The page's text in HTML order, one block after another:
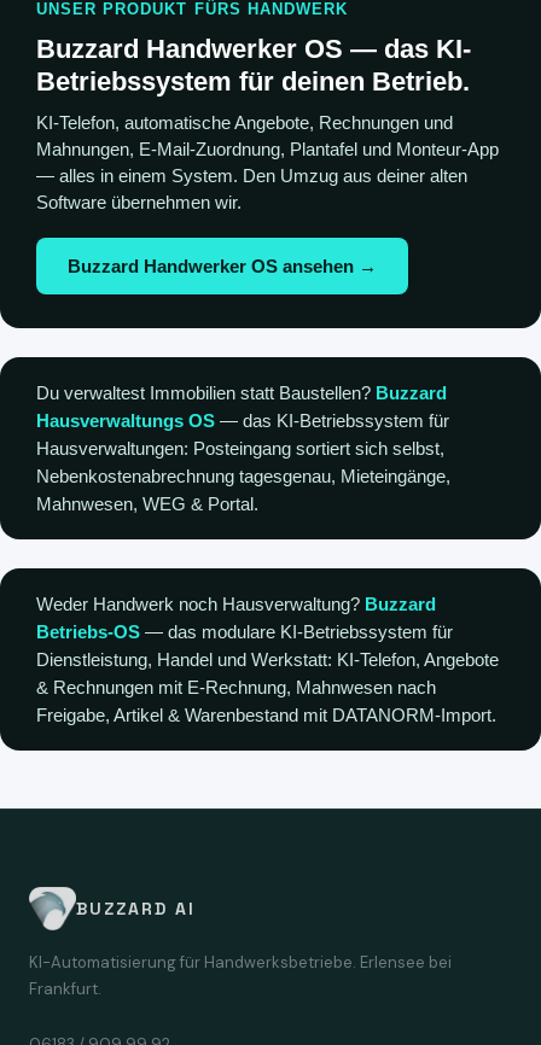
UNSER PRODUKT FÜRS HANDWERK
Buzzard Handwerker OS — das KI-
Betriebssystem für deinen Betrieb.
KI-Telefon, automatische Angebote, Rechnungen und
Mahnungen, E-Mail-Zuordnung, Plantafel und Monteur-App
— alles in einem System. Den Umzug aus deiner alten
Software übernehmen wir.
Buzzard Handwerker OS ansehen →
Du verwaltest Immobilien statt Baustellen? Buzzard
Hausverwaltungs OS — das KI-Betriebssystem für
Hausverwaltungen: Posteingang sortiert sich selbst,
Nebenkostenabrechnung tagesgenau, Mieteingänge,
Mahnwesen, WEG & Portal.
Weder Handwerk noch Hausverwaltung? Buzzard
Betriebs-OS — das modulare KI-Betriebssystem für
Dienstleistung, Handel und Werkstatt: KI-Telefon, Angebote
& Rechnungen mit E-Rechnung, Mahnwesen nach
Freigabe, Artikel & Warenbestand mit DATANORM-Import.
BUZZARD AI
KI-Automatisierung für Handwerksbetriebe. Erlensee bei
Frankfurt.